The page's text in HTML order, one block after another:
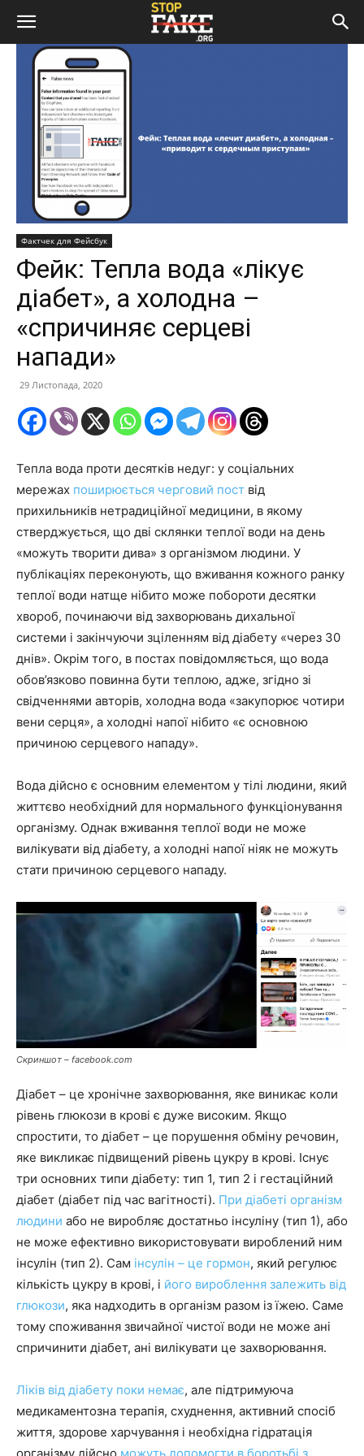
Фактчек для Фейсбук
Фейк: Тепла вода «лікує
діабет», а холодна –
«спричиняє серцеві
напади»
29 Листопада, 2020
Тепла вода проти десятків недуг: у соціальних
мережах поширюється черговий пост від
прихильників нетрадиційної медицини, в якому
стверджується, що дві склянки теплої води на день
«можуть творити дива» з організмом людини. У
публікаціях переконують, що вживання кожного ранку
теплої води натще нібито може побороти десятки
хвороб, починаючи від захворювань дихальної
системи і закінчуючи зціленням від діабету «через 30
днів». Окрім того, в постах повідомляється, що вода
обов’язково повинна бути теплою, адже, згідно зі
свідченнями авторів, холодна вода «закупорює чотири
вени серця», а холодні напої нібито «є основною
причиною серцевого нападу».
Вода дійсно є основним елементом у тілі людини, який
життєво необхідний для нормального функціонування
організму. Однак вживання теплої води не може
вилікувати від діабету, а холодні напої ніяк не можуть
стати причиною серцевого нападу.
Скриншот – facebook.com
Діабет – це хронічне захворювання, яке виникає коли
рівень глюкози в крові є дуже високим. Якщо
спростити, то діабет – це порушення обміну речовин,
яке викликає підвищений рівень цукру в крові. Існує
три основних типи діабету: тип 1, тип 2 і гестаційний
діабет (діабет під час вагітності). При діабеті організм
людини або не виробляє достатньо інсуліну (тип 1), або
не може ефективно використовувати вироблений ним
інсулін (тип 2). Сам інсулін – це гормон, який регулює
кількість цукру в крові, і його вироблення залежить від
глюкози, яка надходить в організм разом із їжею. Саме
тому споживання звичайної чистої води не може ані
спричинити діабет, ані вилікувати це захворювання.
Ліків від діабету поки немає, але підтримуюча
медикаментозна терапія, схуднення, активний спосіб
життя, здорове харчування і необхідна гідратація